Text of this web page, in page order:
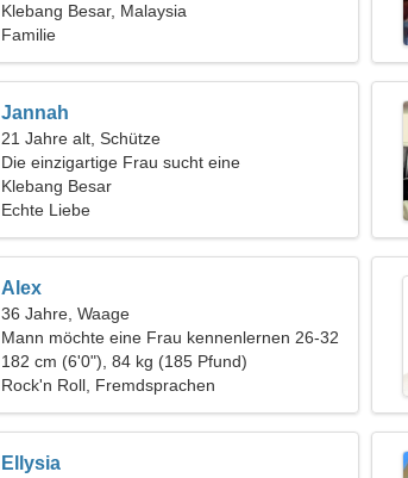
Klebang Besar, Malaysia
Familie
Jannah
21 Jahre alt, Schütze
Die einzigartige Frau sucht eine
Liebesbeziehung
Klebang Besar
Echte Liebe
Alex
36 Jahre, Waage
Mann möchte eine Frau kennenlernen 26-32
182 cm (6'0"), 84 kg (185 Pfund)
Rock'n Roll, Fremdsprachen
Ellysia